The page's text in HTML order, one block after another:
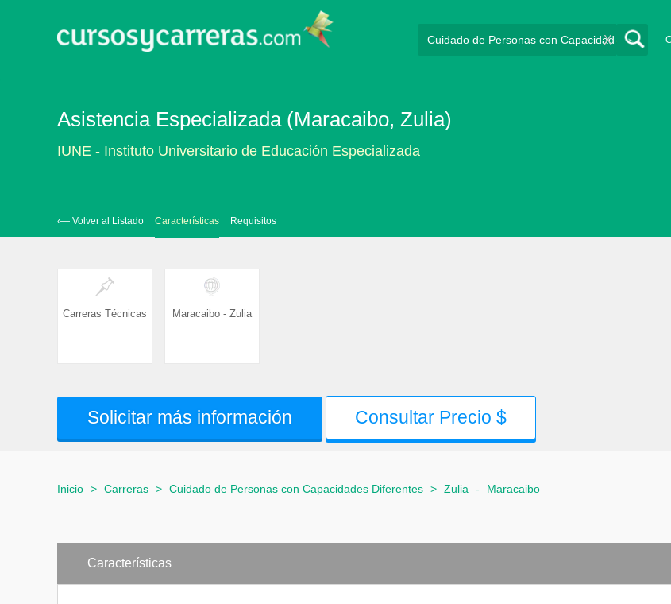
X
Asistencia Especializada (Maracaibo, Zulia)
IUNE - Instituto Universitario de Educación Especializada
‹— Volver al Listado Características Requisitos
Carreras Técnicas Maracaibo - Zulia
Solicitar más información Consultar Precio $
Inicio > Carreras > Cuidado de Personas con Capacidades Diferentes > Zulia - Maracaibo
Características